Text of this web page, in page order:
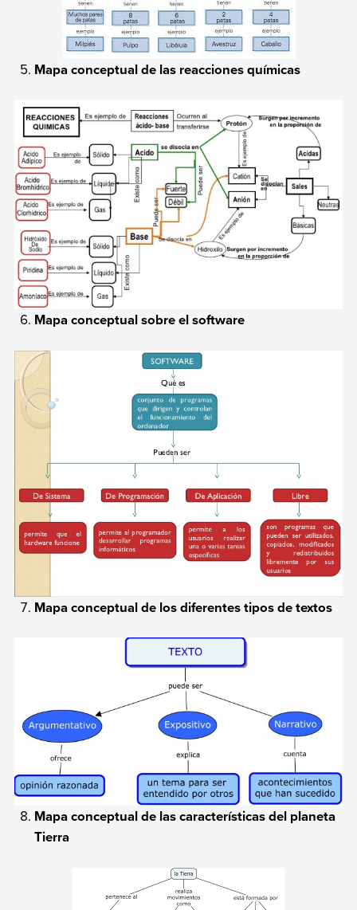
Mapa conceptual de las reacciones químicas
Mapa conceptual sobre el software
Mapa conceptual de los diferentes tipos de textos
Mapa conceptual de las características del planeta
Tierra